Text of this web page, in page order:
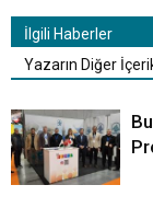
İlgili Haberler
Yazarın Diğer